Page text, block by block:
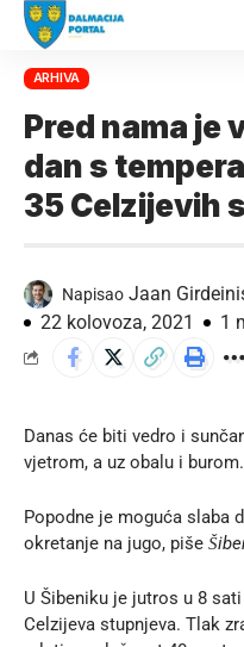
ARHIVA
Pred nama je
dan s
35 Celzijevih
Napisao Jaan
22 kolovoza, 2021
1
Danas će biti vedro i
vjetrom, a uz obalu i
Popodne je moguća slaba
okretanje na jugo, piše
U Šibeniku je jutros u 8
Celzijeva stupnjeva. Tlak